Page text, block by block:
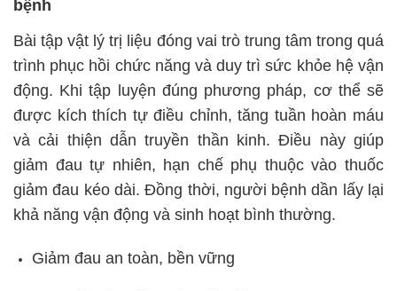
bệnh
Bài tập vật lý trị liệu đóng vai trò trung tâm trong quá
trình phục hồi chức năng và duy trì sức khỏe hệ vận
động. Khi tập luyện đúng phương pháp, cơ thể sẽ
được kích thích tự điều chỉnh, tăng tuần hoàn máu
và cải thiện dẫn truyền thần kinh. Điều này giúp
giảm đau tự nhiên, hạn chế phụ thuộc vào thuốc
giảm đau kéo dài. Đồng thời, người bệnh dần lấy lại
khả năng vận động và sinh hoạt bình thường.
Giảm đau an toàn, bền vững